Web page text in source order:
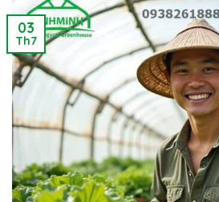
03
Th7